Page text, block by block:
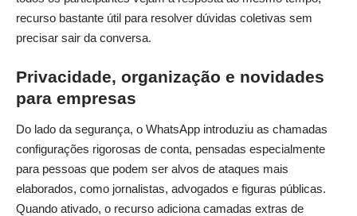
recurso bastante útil para resolver dúvidas coletivas sem
precisar sair da conversa.
Privacidade, organização e novidades
para empresas
Do lado da segurança, o WhatsApp introduziu as chamadas
configurações rigorosas de conta, pensadas especialmente
para pessoas que podem ser alvos de ataques mais
elaborados, como jornalistas, advogados e figuras públicas.
Quando ativado, o recurso adiciona camadas extras de